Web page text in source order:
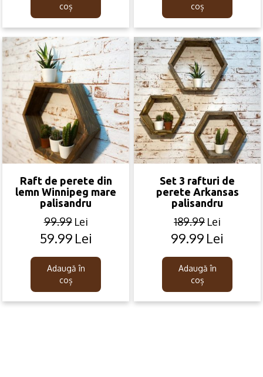
99.99lei.
59.99lei.
coș
159.99lei.
89.99lei.
coș
Raft de perete din
lemn Winnipeg mare
palisandru
99.99 Lei
Original
was:
99.99lei.
59.99 Lei
Current
is:
59.99lei.
Adaugă în
coș
Set 3 rafturi de
perete Arkansas
palisandru
189.99 Lei
Original
was:
189.99lei.
99.99 Lei
Current
is:
99.99lei.
Adaugă în
coș